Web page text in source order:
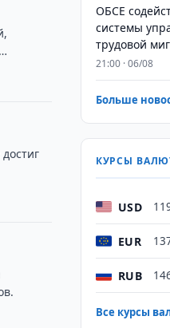
ОБСЕ
системы
трудовой
21:00 · 06/08
Больше
КУРСЫ
USD
EUR
RUB
Все курсы